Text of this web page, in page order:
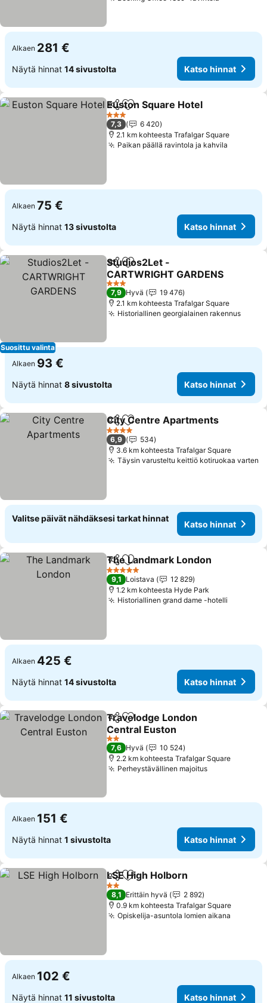
Alkaen 281 €
Näytä hinnat 14 sivustolta Katso hinnat
Jaa Lisää suosikkeihin
Euston Square Hotel
3 Tähtiluokitus
7,3
6 420
2.1 km kohteesta Trafalgar Square
Paikan päällä ravintola ja kahvila
Alkaen 75 €
Näytä hinnat 13 sivustolta Katso hinnat
Suosittu valinta
Jaa Lisää suosikkeihin
Studios2Let -
CARTWRIGHT GARDENS
Katso hinnat
3 Tähtiluokitus
7,9 Hyvä
19 476
2.1 km kohteesta Trafalgar Square
Historiallinen georgialainen rakennus
Alkaen 93 €
Näytä hinnat 8 sivustolta Katso hinnat
Jaa Lisää suosikkeihin
City Centre Apartments
4 Tähtiluokitus
6,9
534
3.6 km kohteesta Trafalgar Square
Täysin varusteltu keittiö kotiruokaa varten
Valitse päivät nähdäksesi tarkat hinnat
Katso hinnat
Jaa Lisää suosikkeihin
The Landmark London
5 Tähtiluokitus
9,1 Loistava
12 829
1.2 km kohteesta Hyde Park
Historiallinen grand dame -hotelli
Alkaen 425 €
Näytä hinnat 14 sivustolta Katso hinnat
Jaa Lisää suosikkeihin
Travelodge London
Central Euston
Katso hinnat
2 Tähtiluokitus
7,6 Hyvä
10 524
2.2 km kohteesta Trafalgar Square
Perheystävällinen majoitusKatso hinnat
Alkaen 151 €
Näytä hinnat 1 sivustolta Katso hinnat
Jaa Lisää suosikkeihin
LSE High Holborn
2 Tähtiluokitus
8,1 Erittäin hyvä
2 892
0.9 km kohteesta Trafalgar Square
Opiskelija-asuntola lomien aikana
Alkaen 102 €
Näytä hinnat 11 sivustolta Katso hinnat